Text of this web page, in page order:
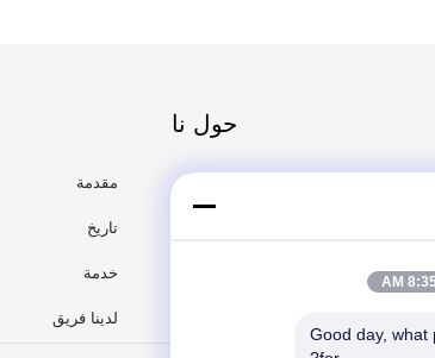
توزيع الطاقة
حول نا
مقدمة
تاريخ
خدمة
لدينا فريق
8:35
Good day, what